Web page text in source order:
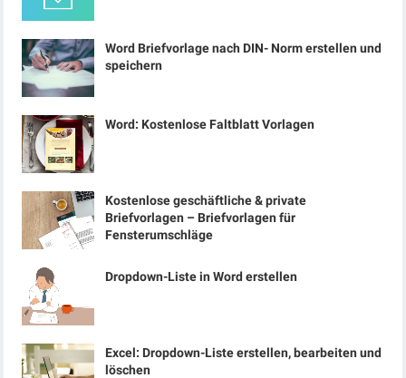
Word Briefvorlage nach DIN- Norm erstellen und
speichern
Word: Kostenlose Faltblatt Vorlagen
Kostenlose geschäftliche & private
Briefvorlagen – Briefvorlagen für
Fensterumschläge
Dropdown-Liste in Word erstellen
Excel: Dropdown-Liste erstellen, bearbeiten und
löschen